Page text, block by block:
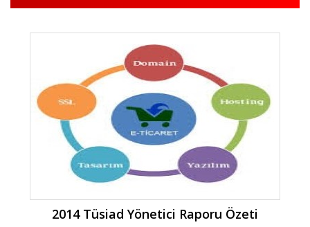
2014 Tüsiad Yönetici Raporu Özeti